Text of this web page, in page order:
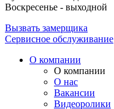
Воскресенье - выходной
Вызвать замерщика
Сервисное обслуживание
О компании
О компании
О нас
Вакансии
Видеоролики